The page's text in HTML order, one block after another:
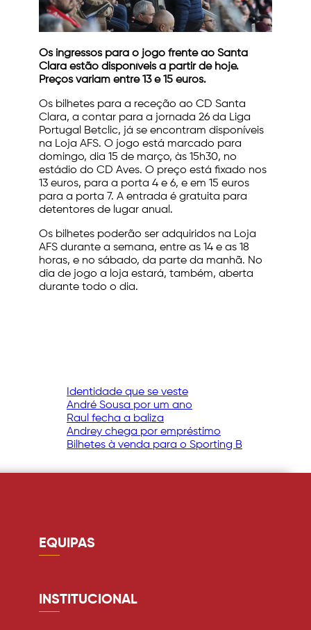
Os ingressos para o jogo frente ao Santa
Clara estão disponíveis a partir de hoje.
Preços variam entre 13 e 15 euros.
Os bilhetes para a receção ao CD Santa
Clara, a contar para a jornada 26 da Liga
Portugal Betclic, já se encontram disponíveis
na Loja AFS. O jogo está marcado para
domingo, dia 15 de março, às 15h30, no
estádio do CD Aves. O preço está fixado nos
13 euros, para a porta 4 e 6, e em 15 euros
para a porta 7. A entrada é gratuita para
detentores de lugar anual.
Os bilhetes poderão ser adquiridos na Loja
AFS durante a semana, entre as 14 e as 18
horas, e no sábado, da parte da manhã. No
dia de jogo a loja estará, também, aberta
durante todo o dia.
Identidade que se veste
André Sousa por um ano
Raul fecha a baliza
Andrey chega por empréstimo
Bilhetes à venda para o Sporting B
EQUIPAS
Defesa
INSTITUCIONAL